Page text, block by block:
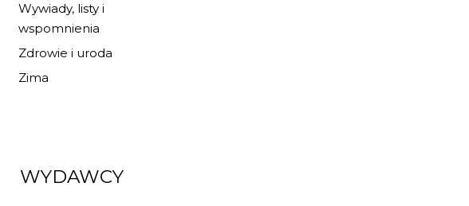
Wywiady, listy i
wspomnienia
Zdrowie i uroda
Zima
WYDAWCY